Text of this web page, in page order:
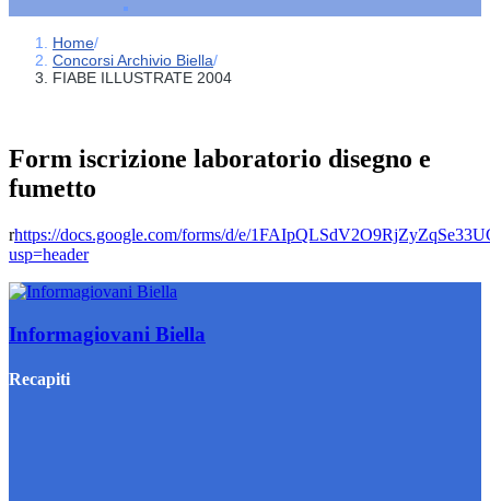
Home/
Concorsi Archivio Biella/
FIABE ILLUSTRATE 2004
Form iscrizione laboratorio disegno e
fumetto
rhttps://docs.google.com/forms/d/e/
usp=header
Informagiovani Biella
Recapiti